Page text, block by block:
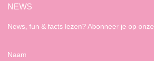
NEWS
News, fun & facts lezen? Abonneer je op onze
Naam